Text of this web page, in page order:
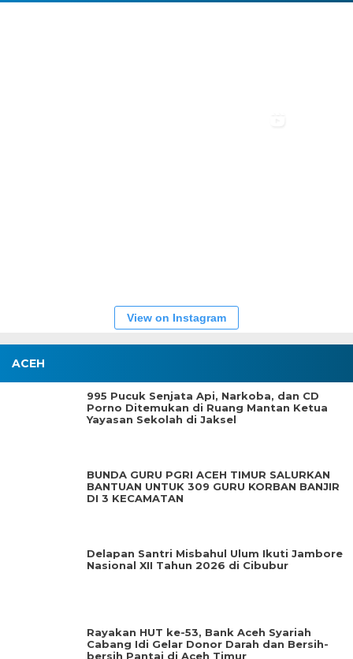
View on Instagram
ACEH
995 Pucuk Senjata Api, Narkoba, dan CD
Porno Ditemukan di Ruang Mantan Ketua
Yayasan Sekolah di Jaksel
BUNDA GURU PGRI ACEH TIMUR SALURKAN
BANTUAN UNTUK 309 GURU KORBAN BANJIR
DI 3 KECAMATAN
Delapan Santri Misbahul Ulum Ikuti Jambore
Nasional XII Tahun 2026 di Cibubur
Rayakan HUT ke-53, Bank Aceh Syariah
Cabang Idi Gelar Donor Darah dan Bersih-
bersih Pantai di Aceh Timur